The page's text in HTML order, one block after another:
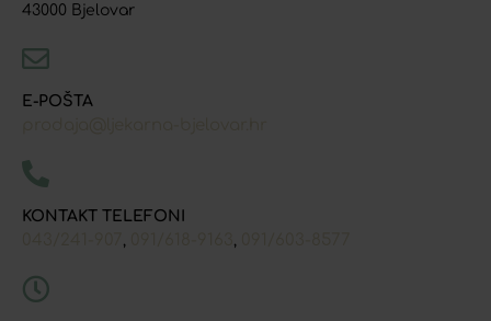
43000 Bjelovar
E-POŠTA
KONTAKT TELEFONI